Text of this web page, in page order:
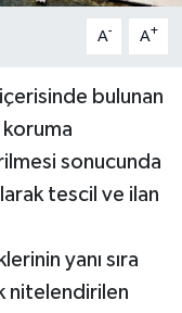
A- A+
içerisinde bulunan
koruma
sonucunda
tescil ve ilan
yanı sıra
nitelendirilen